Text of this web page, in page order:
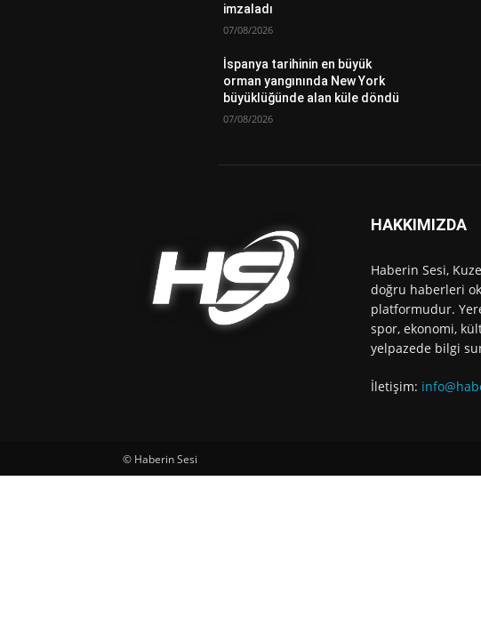
imzaladı
07/08/2026
İspanya tarihinin en büyük
orman yangınında New York
büyüklüğünde alan küle döndü
07/08/2026
HAKKIMIZDA
Haberin Sesi,
doğru haberleri
platformudur.
spor, ekonomi,
yelpazede bilgi
İletişim:
© Haberin Sesi